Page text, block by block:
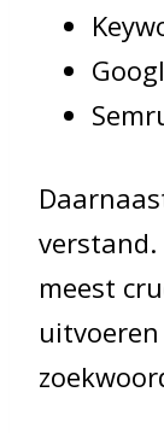
meest